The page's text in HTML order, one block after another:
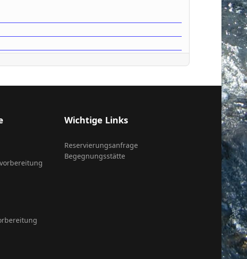
Wichtige Links
Reservierungsanfrage
Begegnungsstätte